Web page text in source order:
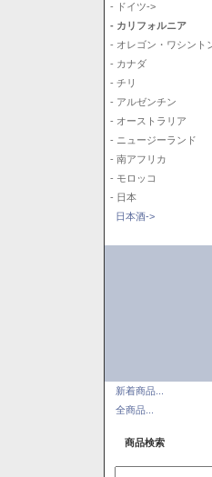
- ドイツ->
- カリフォルニア
- オレゴン・ワシント
- カナダ
- チリ
- アルゼンチン
- オーストラリア
- ニュージーランド
- 南アフリカ
- モロッコ
- 日本
日本酒->
新着商品...
全商品...
商品検索